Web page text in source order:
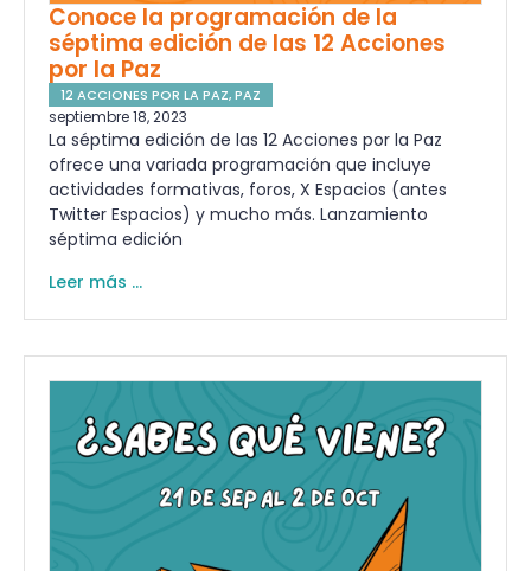
Conoce la programación de la
séptima edición de las 12 Acciones
por la Paz
12 ACCIONES POR LA PAZ,PAZ
septiembre 18, 2023
La séptima edición de las 12 Acciones por la Paz
ofrece una variada programación que incluye
actividades formativas, foros, X Espacios (antes
Twitter Espacios) y mucho más. Lanzamiento
séptima edición
Leer más ...